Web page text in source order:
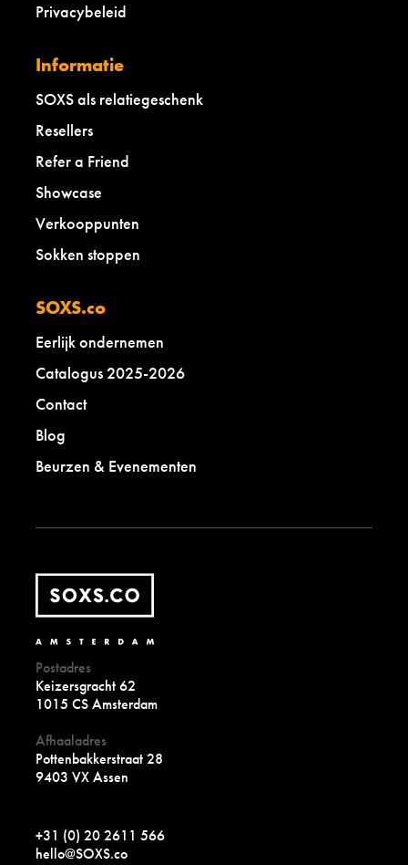
Privacybeleid
Informatie
SOXS als relatiegeschenk
Resellers
Refer a Friend
Showcase
Verkooppunten
Sokken stoppen
SOXS.co
Eerlijk ondernemen
Catalogus 2025-2026
Contact
Blog
Beurzen & Evenementen
Postadres
Keizersgracht 62
1015 CS Amsterdam
Afhaaladres
Pottenbakkerstraat 28
9403 VX Assen
+31 (0) 20 2611 566
hello@SOXS.co